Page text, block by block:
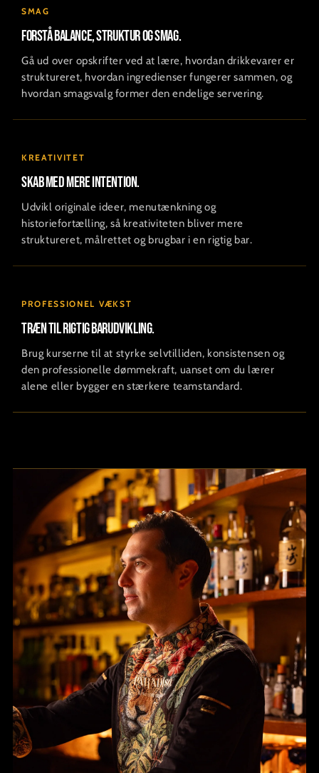
SMAG
Forstå balance, struktur og smag.
Gå ud over opskrifter ved at lære, hvordan drikkevarer er
struktureret, hvordan ingredienser fungerer sammen, og
hvordan smagsvalg former den endelige servering.
KREATIVITET
Skab med mere intention.
Udvikl originale ideer, menutænkning og
historiefortælling, så kreativiteten bliver mere
struktureret, målrettet og brugbar i en rigtig bar.
PROFESSIONEL VÆKST
Træn til rigtig barudvikling.
Brug kurserne til at styrke selvtilliden, konsistensen og
den professionelle dømmekraft, uanset om du lærer
alene eller bygger en stærkere teamstandard.